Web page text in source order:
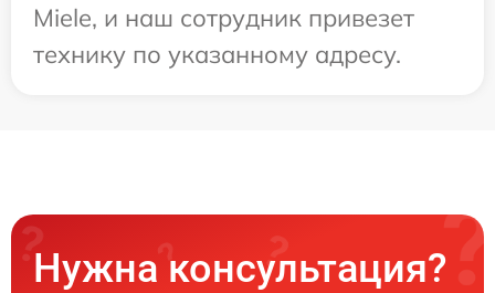
Miele, и наш сотрудник привезет
технику по указанному адресу.
Нужна консультация?